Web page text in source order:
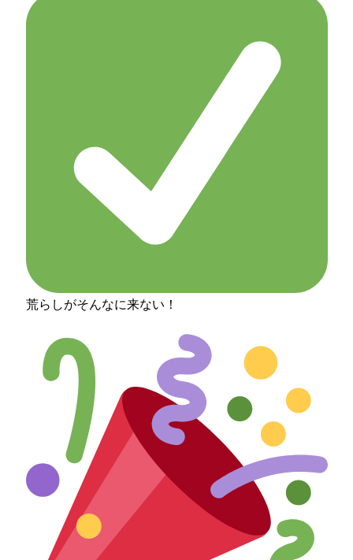
荒らしがそんなに来ない！